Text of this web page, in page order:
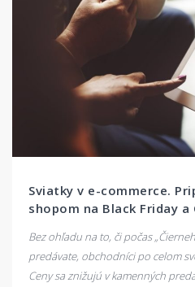
Sviatky v e-commerce.
shopom na Black Friday a
Bez ohľadu na to, či počas
predávate, obchodníci po celom
Ceny sa znižujú v kamenných